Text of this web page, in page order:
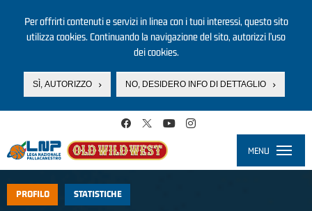
Per offrirti contenuti e servizi in linea con i tuoi interessi, questo sito
utilizza cookies. Continuando la navigazione del sito, autorizzi l’uso
dei cookies.
SÌ, AUTORIZZO NO, DESIDERO INFO DI DETTAGLIO
MENU
PROFILO STATISTICHE